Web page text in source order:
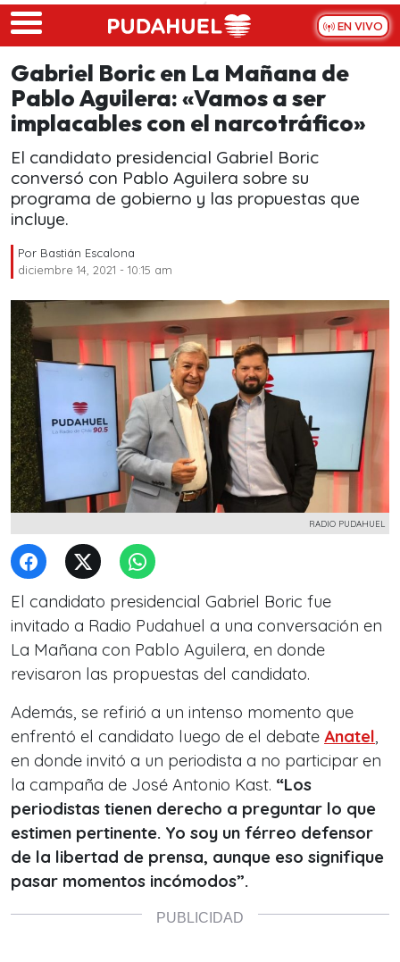
Skip to main content
EN VIVO
Gabriel Boric en La Mañana de
Pablo Aguilera: «Vamos a ser
implacables con el narcotráfico»
El candidato presidencial Gabriel Boric
conversó con Pablo Aguilera sobre su
programa de gobierno y las propuestas que
incluye.
Por Bastián Escalona
diciembre 14, 2021 - 10:15 am
RADIO PUDAHUEL
El candidato presidencial Gabriel Boric fue
invitado a Radio Pudahuel a una conversación en
La Mañana con Pablo Aguilera, en donde
revisaron las propuestas del candidato.
Además, se refirió a un intenso momento que
enfrentó el candidato luego de el debate Anatel,
en donde invitó a un periodista a no participar en
la campaña de José Antonio Kast. “Los
periodistas tienen derecho a preguntar lo que
estimen pertinente. Yo soy un férreo defensor
de la libertad de prensa, aunque eso signifique
pasar momentos incómodos”.